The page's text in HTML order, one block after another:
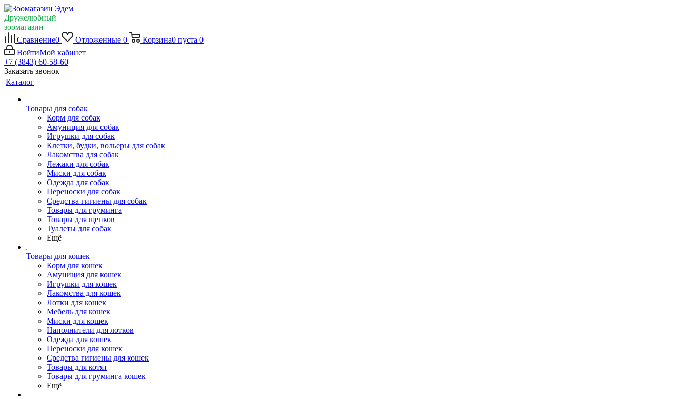
Дружелюбный
зоомагазин
Сравнение0 Отложенные 0 Корзина0 пуста 0
ВойтиМой кабинет
+7 (3843) 60-58-60
Заказать звонок
Каталог
Товары для собак
Корм для собак
Амуниция для собак
Игрушки для собак
Клетки, будки, вольеры для собак
Лакомства для собак
Лежаки для собак
Миски для собак
Одежда для собак
Переноски для собак
Средства гигиены для собак
Товары для груминга
Товары для щенков
Туалеты для собак
Ещё
Товары для кошек
Корм для кошек
Амуниция для кошек
Игрушки для кошек
Лакомства для кошек
Лотки для кошек
Мебель для кошек
Миски для кошек
Наполнители для лотков
Одежда для кошек
Переноски для кошек
Средства гигиены для кошек
Товары для котят
Товары для груминга кошек
Ещё